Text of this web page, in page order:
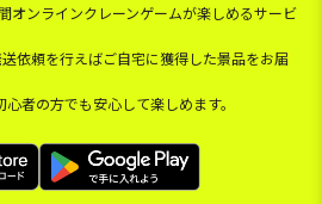
オンラインクレーンゲームが楽しめるサービ
依頼を行えばご自宅に獲得した景品をお届
者の方でも安心して楽しめます。